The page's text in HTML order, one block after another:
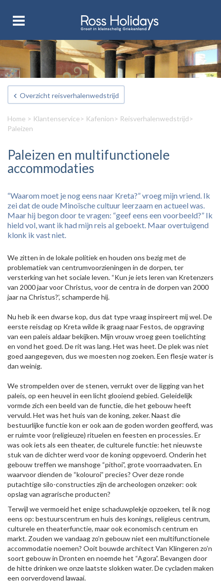
Overzicht reisverhalenwedstrijd
Home > Klantenservice> Kafenion> Reisverhalenwedstrijd>
Paleizen
Paleizen en multifunctionele
accommodaties
“Waarom moet je nog eens naar Kreta?” vroeg mijn vriend. Ik
zei dat de oude Minoïsche cultuur leerzaam en actueel was.
Maar hij begon door te vragen: “geef eens een voorbeeld?” Ik
hield vol, want ik had mijn reis al geboekt. Maar overtuigend
klonk ik vast niet.
We zitten in de lokale politiek en houden ons bezig met de
problematiek van centrumvoorzieningen in de dorpen, ter
versterking van het sociale leven. “Kun je iets leren van Kretenzers
van 2000 jaar voor Christus, voor de centra in de dorpen van 2000
jaar na Christus?’, schamperde hij.
Nu heb ik een dwarse kop, dus dat type vraag inspireert mij wel. De
eerste reisdag op Kreta wilde ik graag naar Festos, de opgraving
van een paleis aldaar bekijken. Mijn vrouw vroeg geen toelichting
en vond het goed. De rit was lang. Het was heet. De plek was niet
goed aangegeven, dus we moesten nog zoeken. Een flesje water is
dan weinig.
We strompelden over de stenen, verrukt over de ligging van het
paleis, op een heuvel in een licht glooiend gebied. Geleidelijk
vormde zich een beeld van de functie, die het gebouw heeft
vervuld. Het was het huis van de koning, zeker. Naast die
bestuurlijke functie kon er ook aan de goden worden geofferd, was
er ruimte voor (religieuze) rituelen en feesten en processies. Er
was ook iets als een theater, de culturele functie: het nieuwste
stuk van de dichter werd voor de koning opgevoerd. Onderin het
gebouw treffen we manshoge “pithoi”, grote voorraadvaten. En
waarvoor dienden de “kolouroi” precies? Over deze ronde
putachtige silo-constructies zijn de archeologen onzeker: ook
opslag van agrarische producten?
Terwijl we vermoeid het enige schaduwplekje opzoeken, tel ik nog
eens op: bestuurscentrum en huis des konings, religieus centrum,
culturele en theaterfunctie, maar ook economisch centrum en
markt. Zouden we vandaag zo’n gebouw niet een multifunctionele
accommodatie noemen? Ooit bouwde architect Van Klingeren zo’n
soort gebouw in Dronten en noemde het “Agora”. Bevangen door
de hitte drinken we onze laatste slokken water. De cycladen maken
een oorverdovend lawaai.